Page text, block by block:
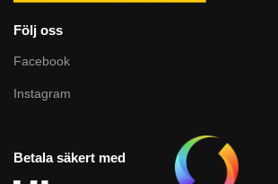
Följ oss
Facebook
Instagram
Betala säkert med